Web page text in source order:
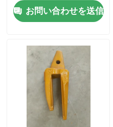
ニュース
引用を要求しなさい
小松の掘削機のバケツの
掘削機のリッパーの歯
お問い合わせを送信